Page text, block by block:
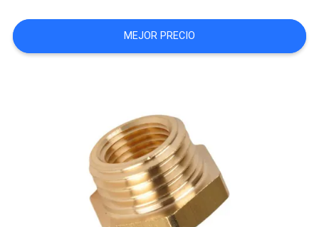
MAPA
DEL
PRIVACIDAD
MEJOR PRECIO